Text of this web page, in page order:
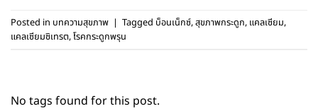
Posted in บทความสุขภาพ | Tagged บ็อนเน็กซ์,สุขภาพกระดูก, แคลเซียม,
แคลเซียมซิเทรต,โรคกระดูกพรุน
No tags found for this post.